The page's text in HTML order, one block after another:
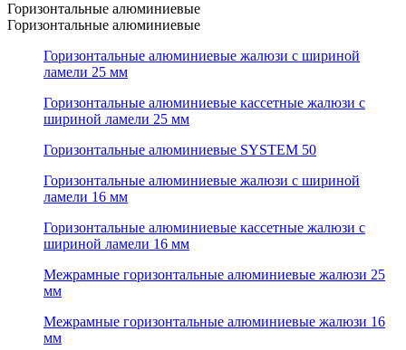
Горизонтальные алюминиевые
Горизонтальные алюминиевые
Горизонтальные алюминиевые жалюзи с шириной
ламели 25 мм
Горизонтальные алюминиевые кассетные жалюзи с
шириной ламели 25 мм
Горизонтальные алюминиевые SYSTEM 50
Горизонтальные алюминиевые жалюзи с шириной
ламели 16 мм
Горизонтальные алюминиевые кассетные жалюзи с
шириной ламели 16 мм
Межрамные горизонтальные алюминиевые жалюзи 25
мм
Межрамные горизонтальные алюминиевые жалюзи 16
мм